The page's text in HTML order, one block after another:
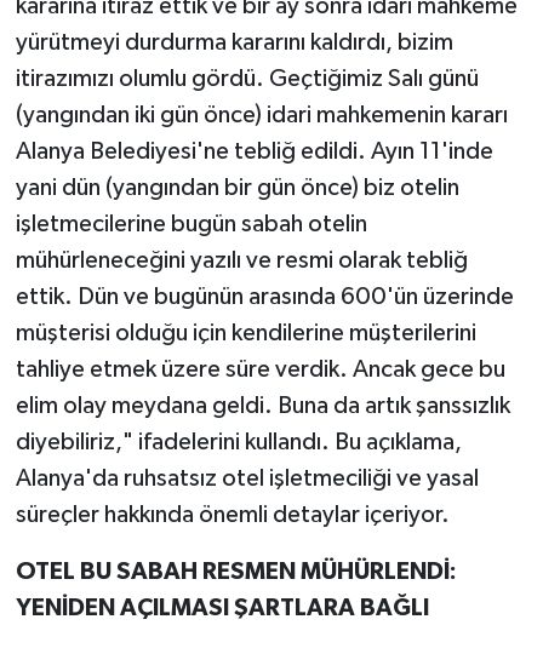
kararına itiraz ettik ve bir ay sonra idari mahkeme
yürütmeyi durdurma kararını kaldırdı, bizim
itirazımızı olumlu gördü. Geçtiğimiz Salı günü
(yangından iki gün önce) idari mahkemenin kararı
Alanya Belediyesi'ne tebliğ edildi. Ayın 11'inde
yani dün (yangından bir gün önce) biz otelin
işletmecilerine bugün sabah otelin
mühürleneceğini yazılı ve resmi olarak tebliğ
ettik. Dün ve bugünün arasında 600'ün üzerinde
müşterisi olduğu için kendilerine müşterilerini
tahliye etmek üzere süre verdik. Ancak gece bu
elim olay meydana geldi. Buna da artık şanssızlık
diyebiliriz," ifadelerini kullandı. Bu açıklama,
Alanya'da ruhsatsız otel işletmeciliği ve yasal
süreçler hakkında önemli detaylar içeriyor.
OTEL BU SABAH RESMEN MÜHÜRLENDİ:
YENİDEN AÇILMASI ŞARTLARA BAĞLI